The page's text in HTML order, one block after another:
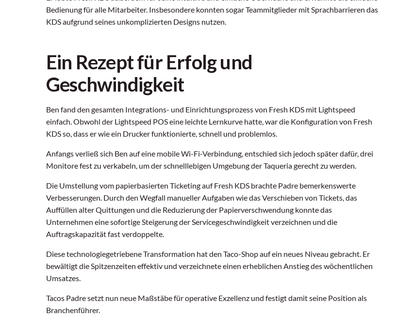
Bedienung für alle Mitarbeiter. Insbesondere konnten sogar Teammitglieder mit Sprachbarrieren das
KDS aufgrund seines unkomplizierten Designs nutzen.
Ein Rezept für Erfolg und
Geschwindigkeit
Ben fand den gesamten Integrations- und Einrichtungsprozess von Fresh KDS mit Lightspeed
einfach. Obwohl der Lightspeed POS eine leichte Lernkurve hatte, war die Konfiguration von Fresh
KDS so, dass er wie ein Drucker funktionierte, schnell und problemlos.
Anfangs verließ sich Ben auf eine mobile Wi-Fi-Verbindung, entschied sich jedoch später dafür, drei
Monitore fest zu verkabeln, um der schnelllebigen Umgebung der Taqueria gerecht zu werden.
Die Umstellung vom papierbasierten Ticketing auf Fresh KDS brachte Padre bemerkenswerte
Verbesserungen. Durch den Wegfall manueller Aufgaben wie das Verschieben von Tickets, das
Auffüllen alter Quittungen und die Reduzierung der Papierverschwendung konnte das
Unternehmen eine sofortige Steigerung der Servicegeschwindigkeit verzeichnen und die
Auftragskapazität fast verdoppelte.
Diese technologiegetriebene Transformation hat den Taco-Shop auf ein neues Niveau gebracht. Er
bewältigt die Spitzenzeiten effektiv und verzeichnete einen erheblichen Anstieg des wöchentlichen
Umsatzes.
Tacos Padre setzt nun neue Maßstäbe für operative Exzellenz und festigt damit seine Position als
Branchenführer.